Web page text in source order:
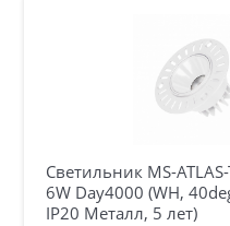
Светильник MS-ATLAS-
6W Day4000 (WH,
IP20 Металл, 5 лет)